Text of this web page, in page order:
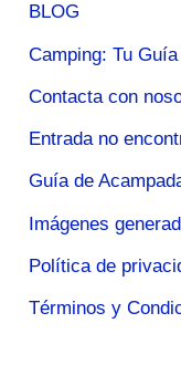
BLOG
Camping: Tu
Contacta con
Entrada no
Guía de
Imágenes
Política de
Términos y